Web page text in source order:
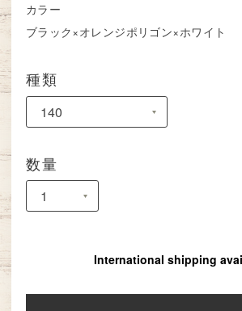
カラー
ブラック×オレンジポリゴン×ホワイト
種類
数量
International shipping